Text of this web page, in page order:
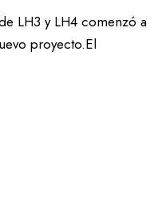
LH3 y LH4 comenzó a
proyecto.El